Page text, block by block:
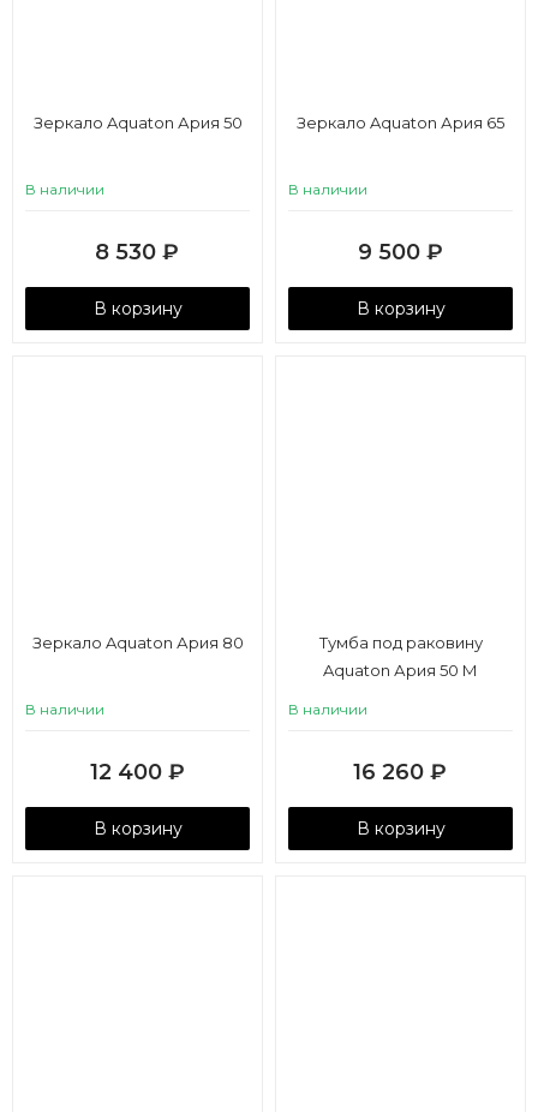
Зеркало Aquaton Ария 50
В наличии
8 530 ₽
В корзину
Зеркало Aquaton Ария 65
В наличии
9 500 ₽
В корзину
Зеркало Aquaton Ария 80
В наличии
12 400 ₽
В корзину
Тумба под раковину
Aquaton Ария 50 М
В наличии
16 260 ₽
В корзину